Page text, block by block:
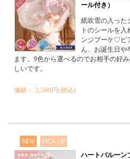
ール付き）
紙吹雪の入った
トのシールを
ンジブーケ♡ピ
ん、お誕生日や
ます。9色から選べるのでお相手の好
しいです。
価格： 2,500円(税込)
NEW PICK UP
ハートバルーン